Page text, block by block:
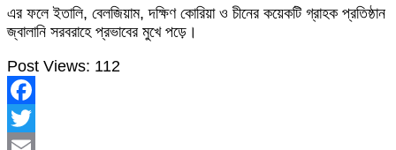
এর ফলে ইতালি, বেলজিয়াম, দক্ষিণ কোরিয়া ও চীনের কয়েকটি গ্রাহক প্রতিষ্ঠান
জ্বালানি সরবরাহে প্রভাবের মুখে পড়ে।
Post Views: 112
Facebook
Twitter